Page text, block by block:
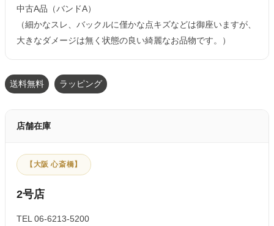
中古A品（バンドA）
（細かなスレ、バックルに僅かな点キズなどは御座いますが、
大きなダメージは無く状態の良い綺麗なお品物です。）
送料無料 ラッピング
店舗在庫
【大阪 心斎橋】
2号店
TEL 06-6213-5200